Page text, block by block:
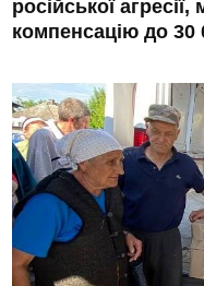
російської
компенсацію до 30